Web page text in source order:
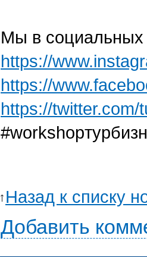
Мы в социальных
https://
https://
https://twitter.com/
Назад к списку
Добавить